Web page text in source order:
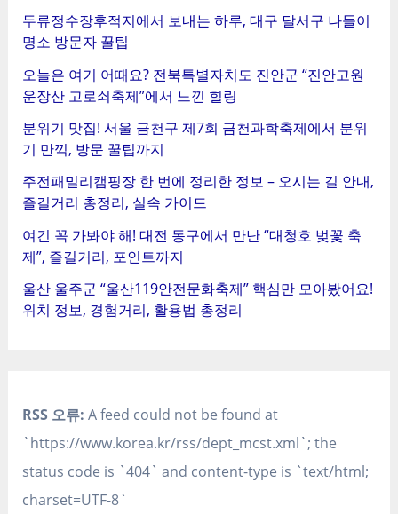
두류정수장후적지에서 보내는 하루, 대구 달서구 나들이
명소 방문자 꿀팁
오늘은 여기 어때요? 전북특별자치도 진안군 “진안고원
운장산 고로쇠축제”에서 느낀 힐링
분위기 맛집! 서울 금천구 제7회 금천과학축제에서 분위
기 만끽, 방문 꿀팁까지
주전패밀리캠핑장 한 번에 정리한 정보 – 오시는 길 안내,
즐길거리 총정리, 실속 가이드
여긴 꼭 가봐야 해! 대전 동구에서 만난 “대청호 벚꽃 축
제”, 즐길거리, 포인트까지
울산 울주군 “울산119안전문화축제” 핵심만 모아봤어요!
위치 정보, 경험거리, 활용법 총정리
RSS 오류: A feed could not be found at
`https://www.korea.kr/rss/dept_mcst.xml`; the
status code is `404` and content-type is `text/html;
charset=UTF-8`